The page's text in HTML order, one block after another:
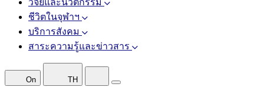
ชีวิตในจุฬาฯ
บริการสังคม
สาระความรู้และข่าวสาร
On TH